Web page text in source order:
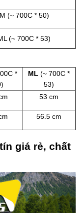
M (~ 700C * 50)
(~ 700C * 53)
*
ML (~ 700C *
53)
53 cm
56.5 cm
giá rẻ, chất